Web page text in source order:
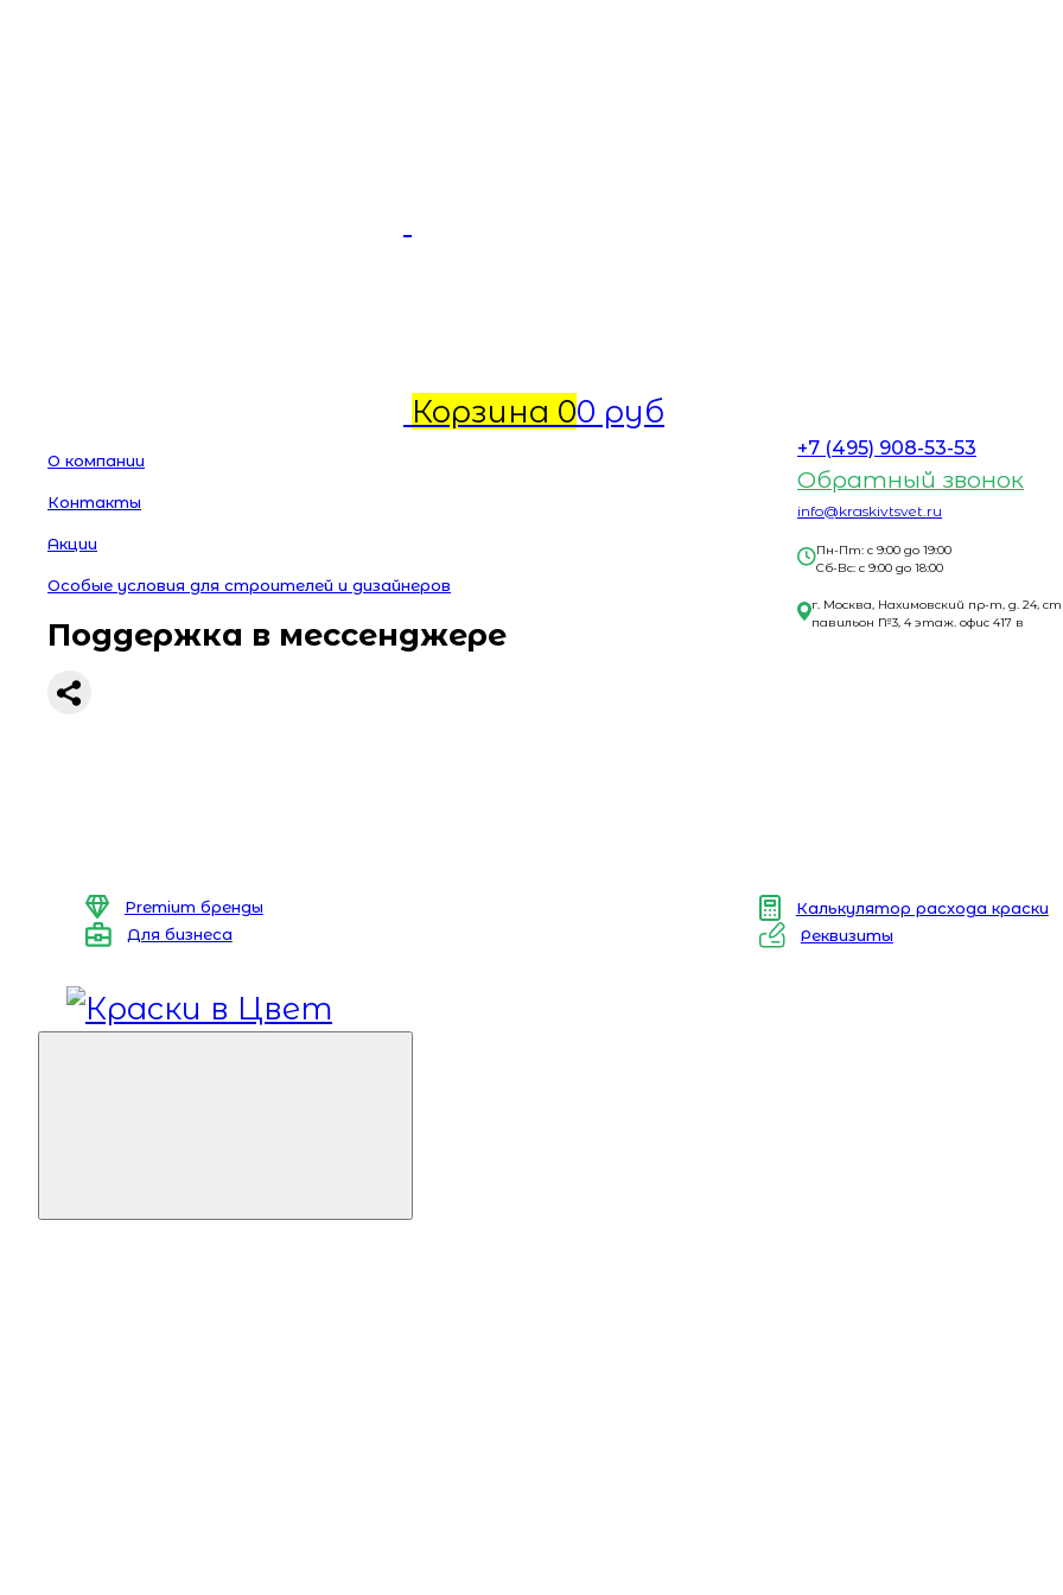
Корзина 00 руб
О компании
Контакты
Акции
Особые условия для строителей и дизайнеров
Поддержка в мессенджере
+7 (495) 908-53-53
Обратный звонок
info@kraskivtsvet.ru
Пн-Пт: с 9:00 до 19:00
Сб-Вс: с 9:00 до 18:00
г. Москва, Нахимовский пр-т, д. 24,
павильон №3, 4 этаж. офис 417 в
Premium бренды
Калькулятор расхода краски
Для бизнеса
Реквизиты